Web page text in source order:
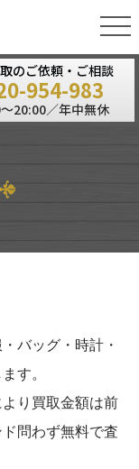
のご依頼・ご相談
954-983
20:00／年中無休
バッグ・時計・
す。
り買取金額は前
問わず無料で査